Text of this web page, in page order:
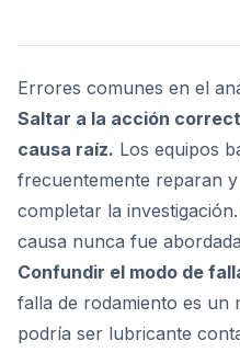
Errores comunes en el
Saltar a la acción
causa raíz. Los equipos
frecuentemente reparan
completar la
causa nunca fue
Confundir el modo de
falla de rodamiento es un
podría ser lubricante